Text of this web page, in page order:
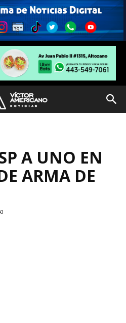
A UNO EN
ARMA DE